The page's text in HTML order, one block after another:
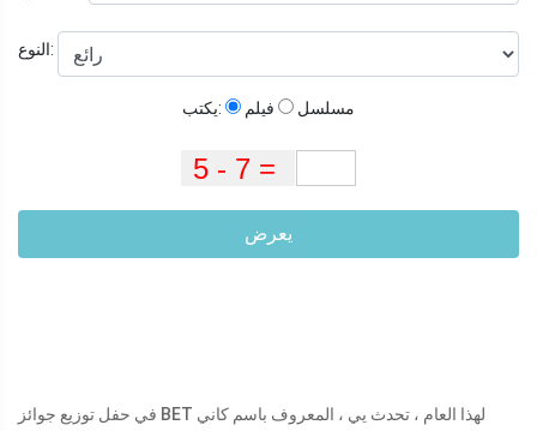
النوع:
يكتب: فيلم مسلسل
يعرض
في حفل توزيع جوائز BET لهذا العام ، تحدث يي ، المعروف باسم كاني